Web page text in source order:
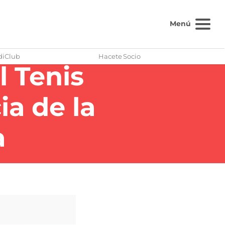
Menú
Hacete Socio
Tenis
de la